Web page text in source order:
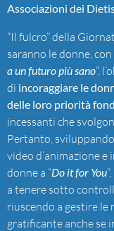
Associazioni dei
“Il fulcro” della
saranno le donne, con
a un futuro più sano“,
di incoraggiare le
delle loro priorità
incessanti che
Pertanto,
video d’animazione
donne a “Do it for You
a tenere sotto
riuscendo a gestire le
gratificante anche se